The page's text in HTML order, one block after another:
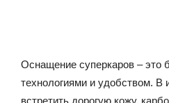
Оснащение суперкаров – это
технологиями и удобством. В
встретить дорогую кожу,